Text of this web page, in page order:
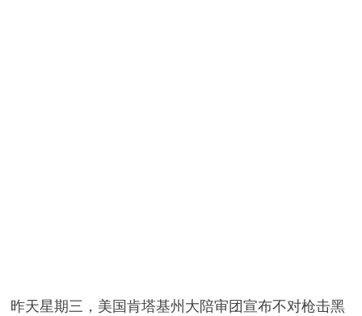
昨天星期三，美国肯塔基州大陪审团宣布不对枪击黑